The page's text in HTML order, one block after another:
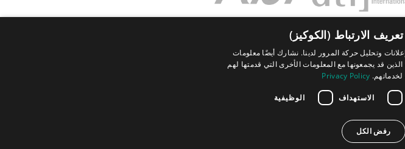
الشروط والأحكام
الارتباط (الكوكيز)
وتحليل حركة المرور لدينا. نشارك أيضًا معلومات
قد يجمعونها مع المعلومات الأخرى التي قدمتها لهم
Privacy Policy
الاستهداف الوظيفية
رفض الكل